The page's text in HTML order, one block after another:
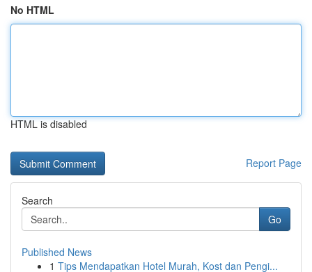
No HTML
HTML is disabled
Report Page
Search
Go
Published News
1 Tips Mendapatkan Hotel Murah, Kost dan Pengi...